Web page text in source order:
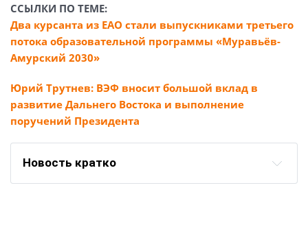
ССЫЛКИ ПО ТЕМЕ:
Два курсанта из ЕАО стали выпускниками третьего
потока образовательной программы «Муравьёв-
Амурский 2030»
Юрий Трутнев: ВЭФ вносит большой вклад в
развитие Дальнего Востока и выполнение
поручений Президента
Новость кратко